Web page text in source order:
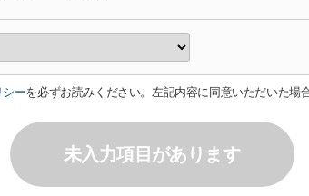
シーを必ずお読みください。左記内容に同意いただいた場
未入力項目があります